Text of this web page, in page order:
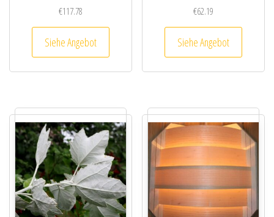
€117.78
Siehe Angebot
€62.19
Siehe Angebot